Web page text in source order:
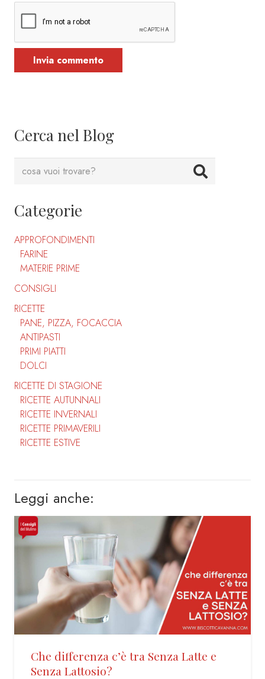
Cerca nel Blog
Categorie
APPROFONDIMENTI
FARINE
MATERIE PRIME
CONSIGLI
RICETTE
PANE, PIZZA, FOCACCIA
ANTIPASTI
PRIMI PIATTI
DOLCI
RICETTE DI STAGIONE
RICETTE AUTUNNALI
RICETTE INVERNALI
RICETTE PRIMAVERILI
RICETTE ESTIVE
Invia commento
Leggi anche:
c’è tra Senza Latte e
Farina